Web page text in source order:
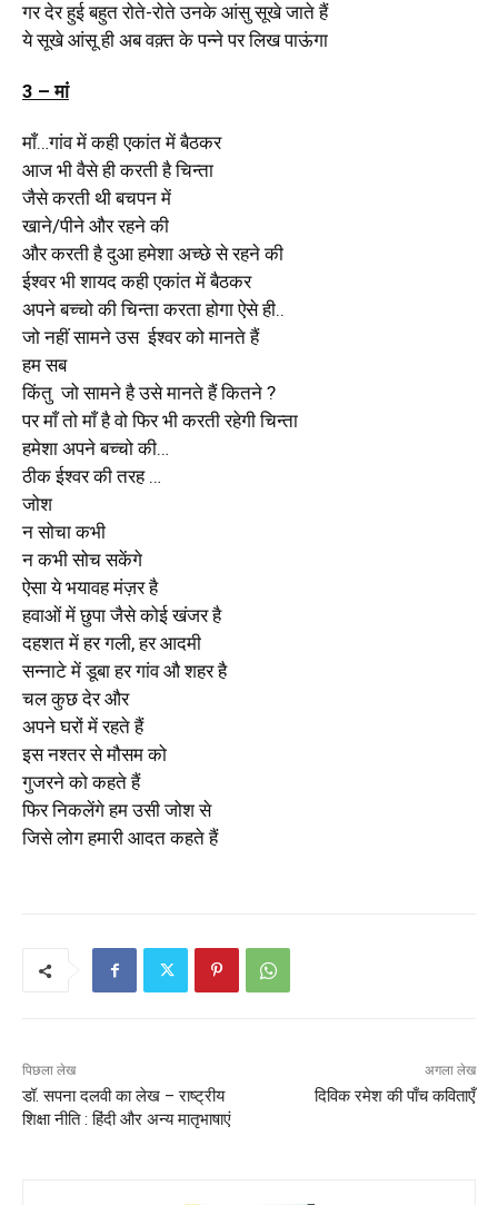
गर देर हुई बहुत रोते-रोते उनके आंसु सूखे जाते हैं
ये सूखे आंसू ही अब वक़्त के पन्ने पर लिख पाऊंगा
3 – मां
माँ…गांव में कही एकांत में बैठकर
आज भी वैसे ही करती है चिन्ता
जैसे करती थी बचपन में
खाने/पीने और रहने की
और करती है दुआ हमेशा अच्छे से रहने की
ईश्वर भी शायद कही एकांत में बैठकर
अपने बच्चो की चिन्ता करता होगा ऐसे ही..
जो नहीं सामने उस ईश्वर को मानते हैं
हम सब
किंतु जो सामने है उसे मानते हैं कितने ?
पर माँ तो माँ है वो फिर भी करती रहेगी चिन्ता
हमेशा अपने बच्चो की…
ठीक ईश्वर की तरह …
जोश
न सोचा कभी
न कभी सोच सकेंगे
ऐसा ये भयावह मंज़र है
हवाओं में छुपा जैसे कोई खंजर है
दहशत में हर गली, हर आदमी
सन्नाटे में डूबा हर गांव औ शहर है
चल कुछ देर और
अपने घरों में रहते हैं
इस नश्तर से मौसम को
गुजरने को कहते हैं
फिर निकलेंगे हम उसी जोश से
जिसे लोग हमारी आदत कहते हैं
पिछला लेख
डॉ. सपना दलवी का लेख – राष्ट्रीय
शिक्षा नीति : हिंदी और अन्य मातृभाषाएं
अगला लेख
दिविक रमेश की पाँच कविताएँ